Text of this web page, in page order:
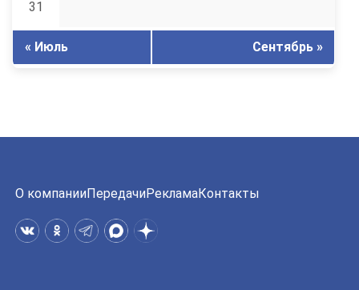
31
« Июль Сентябрь »
О компанииПередачиРекламаКонтакты